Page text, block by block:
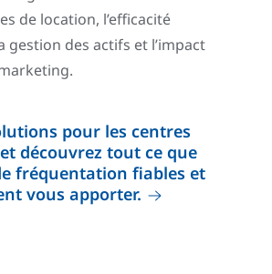
de location, l’efficacité
gestion des actifs et l’impact
pour les centres
découvrez tout ce que
fréquentation fiables et
vous apporter.